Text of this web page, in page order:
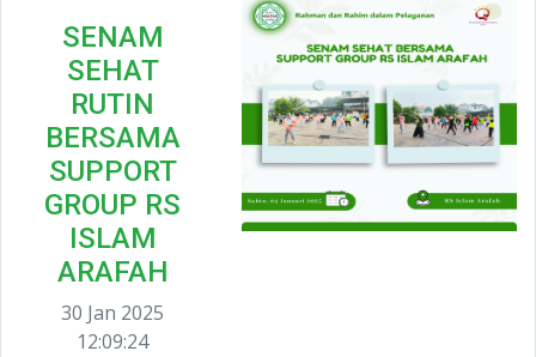
SENAM
SEHAT
RUTIN
BERSAMA
SUPPORT
GROUP RS
ISLAM
ARAFAH
30 Jan 2025
12:09:24